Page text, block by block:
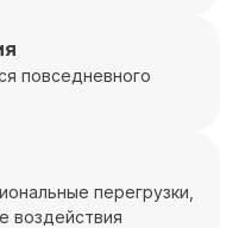
повседневного
перегрузки,
воздействия